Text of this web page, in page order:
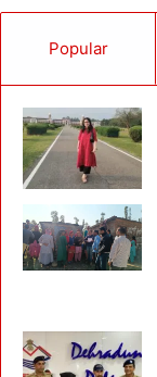
Popular